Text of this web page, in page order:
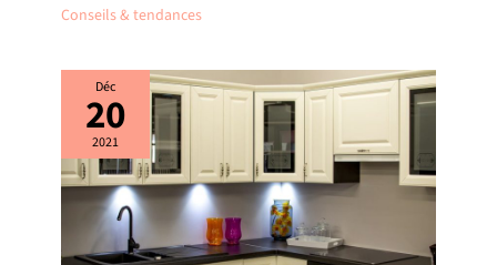
Conseils & tendances
Déc
20
2021